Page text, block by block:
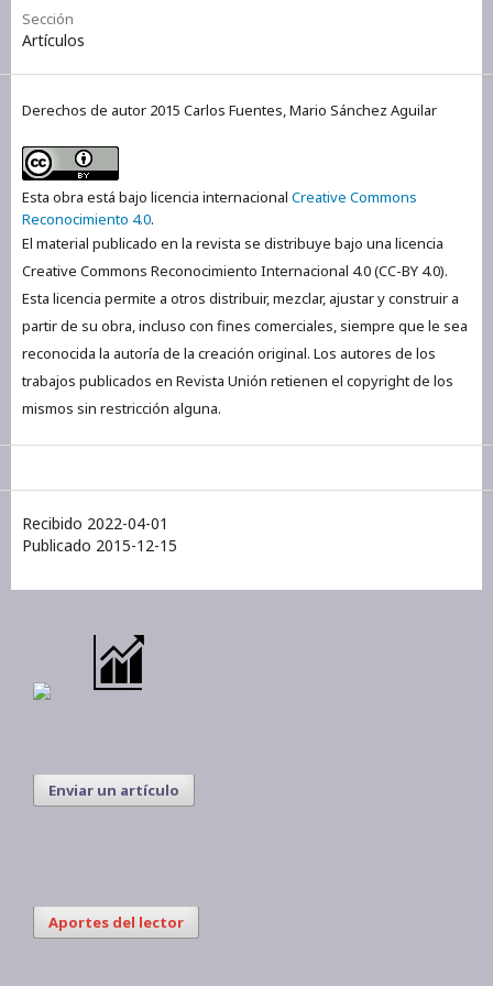
Sección
Artículos
Derechos de autor 2015 Carlos Fuentes, Mario Sánchez Aguilar
Esta obra está bajo licencia internacional Creative Commons
Reconocimiento 4.0.
El material publicado en la revista se distribuye bajo una licencia
Creative Commons Reconocimiento Internacional 4.0 (CC-BY 4.0).
Esta licencia permite a otros distribuir, mezclar, ajustar y construir a
partir de su obra, incluso con fines comerciales, siempre que le sea
reconocida la autoría de la creación original. Los autores de los
trabajos publicados en Revista Unión retienen el copyright de los
mismos sin restricción alguna.
Recibido 2022-04-01
Publicado 2015-12-15
Enviar un artículo
Aportes del lector